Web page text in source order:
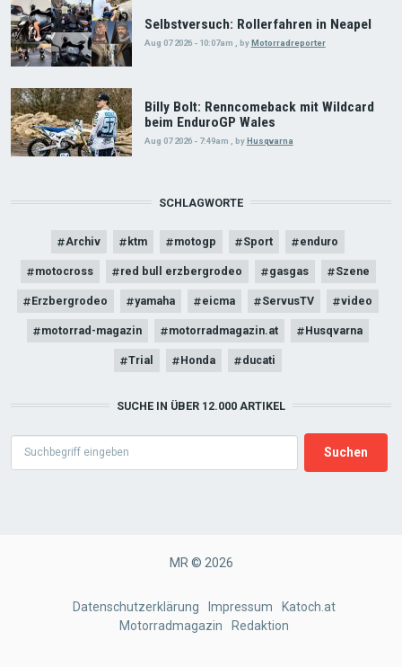
Selbstversuch: Rollerfahren in Neapel
Aug 07 2026 - 10:07am byMotorradreporter
Billy Bolt: Renncomeback mit Wildcard
beim EnduroGP Wales
Aug 07 2026 - 7:49am , byHusqvarna
SCHLAGWORTE
Archiv ktm motogp Sport enduro
motocross red bull erzbergrodeo gasgas Szene
Erzbergrodeo yamaha eicma ServusTV video
motorrad-magazin motorradmagazin.at Husqvarna
Trial Honda ducati
SUCHE IN ÜBER 12.000 ARTIKEL
MR © 2026
Datenschutzerklärung Impressum
Katoch.at
Motorradmagazin
Redaktion